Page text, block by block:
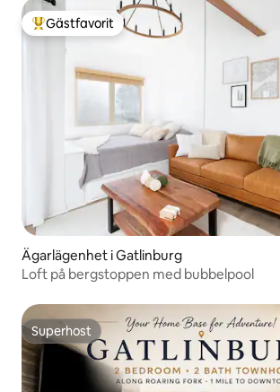
Populär gästfavorit
Gästfavorit
Ägarlägenhet i Gatlinburg
Loft på bergstoppen med bubbelpool
Superhost
Superhost